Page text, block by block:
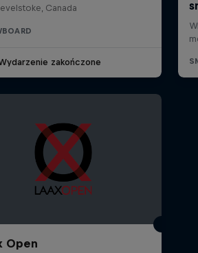
Canada
zakończone
Open